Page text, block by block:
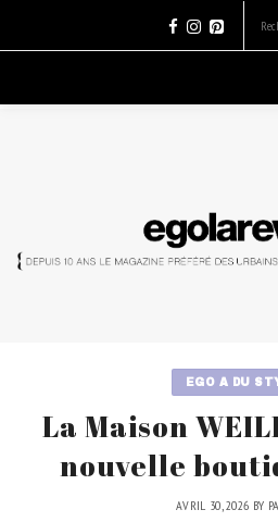
EGO A DU
La Maison
nouvelle
AVRIL 30, 2026 BY